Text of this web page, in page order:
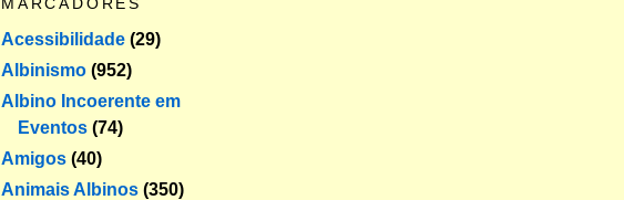
Acessibilidade (29)
Albinismo (952)
Albino Incoerente em
Eventos (74)
Amigos (40)
Animais Albinos (350)